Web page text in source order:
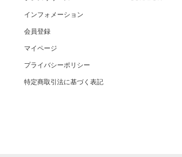
インフォメーション
会員登録
マイページ
プライバシーポリシー
特定商取引法に基づく表記